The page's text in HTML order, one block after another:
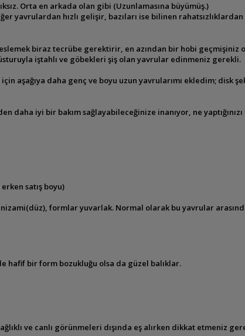
Orta en arkada olan gibi (Uzunlamasına büyümüş.)
yavrulardan hızlı gelişir, bazıları ise bilinen
biraz tecrübe gerektirir, en azından bir hobi geçmişiniz
iştahlı ve göbekleri şiş olan yavrular edinmeniz gerekli.
aşağıya daha genç ve boyu uzunyavrularımı ekledim; disk
daha iyi bir bakım sağlayabileceğinize inanıyor, ne
erkensatış boyu)
nizami(düz), formlar yuvarlak. Normal olarak bu yavrular
hafif bir form bozukluğu olsa da güzel balıklar.
ve canlı görünmeleri dışında eş alırken dikkat etmeniz